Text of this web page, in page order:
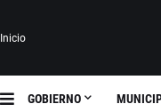
Inicio
GOBIERNO